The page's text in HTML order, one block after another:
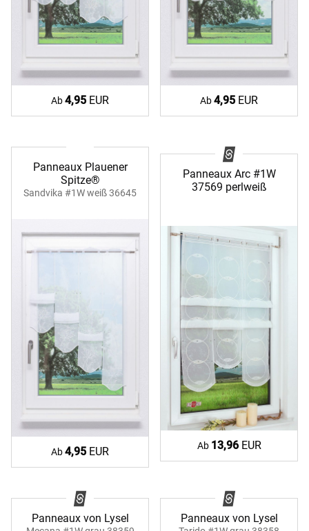
Ab4,95 EUR Ab4,95 EUR
Panneaux Plauener
Spitze®
Sandvika #1W weiß 36645
Ab4,95 EUR
Panneaux Arc #1W
37569 perlweiß
Ab 13,96EUR
Panneaux von Lysel Panneaux von Lysel